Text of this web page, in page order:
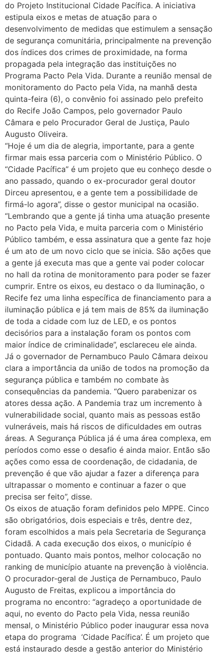
do Projeto Institucional Cidade Pacífica. A iniciativa
estipula eixos e metas de atuação para o
desenvolvimento de medidas que estimulem a sensação
de segurança comunitária, principalmente na prevenção
dos índices dos crimes de proximidade, na forma
propagada pela integração das instituições no
Programa Pacto Pela Vida. Durante a reunião mensal de
monitoramento do Pacto pela Vida, na manhã desta
quinta-feira (6), o convênio foi assinado pelo prefeito
do Recife João Campos, pelo governador Paulo
Câmara e pelo Procurador Geral de Justiça, Paulo
Augusto Oliveira.
“Hoje é um dia de alegria, importante, para a gente
firmar mais essa parceria com o Ministério Público. O
“Cidade Pacífica” é um projeto que eu conheço desde o
ano passado, quando o ex-procurador geral doutor
Dirceu apresentou, e a gente tem a possibilidade de
firmá-lo agora”, disse o gestor municipal na ocasião.
“Lembrando que a gente já tinha uma atuação presente
no Pacto pela Vida, e muita parceria com o Ministério
Público também, e essa assinatura que a gente faz hoje
é um ato de um novo ciclo que se inicia. São ações que
a gente já executa mas que a gente vai poder colocar
no hall da rotina de monitoramento para poder se fazer
cumprir. Entre os eixos, eu destaco o da Iluminação, o
Recife fez uma linha específica de financiamento para a
iluminação pública e já tem mais de 85% da iluminação
de toda a cidade com luz de LED, e os pontos
decisórios para a instalação foram os pontos com
maior índice de criminalidade”, esclareceu ele ainda.
Já o governador de Pernambuco Paulo Câmara deixou
clara a importância da união de todos na promoção da
segurança pública e também no combate às
consequências da pandemia. “Quero parabenizar os
atores dessa ação. A Pandemia traz um incremento à
vulnerabilidade social, quanto mais as pessoas estão
vulneráveis, mais há riscos de dificuldades em outras
áreas. A Segurança Pública já é uma área complexa, em
períodos como esse o desafio é ainda maior. Então são
ações como essa de coordenação, de cidadania, de
prevenção é que vão ajudar a fazer a diferença para
ultrapassar o momento e continuar a fazer o que
precisa ser feito”, disse.
Os eixos de atuação foram definidos pelo MPPE. Cinco
são obrigatórios, dois especiais e três, dentre dez,
foram escolhidos a mais pela Secretaria de Segurança
Cidadã. A cada execução dos eixos, o município é
pontuado. Quanto mais pontos, melhor colocação no
ranking de município atuante na prevenção à violência.
O procurador-geral de Justiça de Pernambuco, Paulo
Augusto de Freitas, explicou a importância do
programa no encontro: “agradeço a oportunidade de
aqui, no evento do Pacto pela Vida, nessa reunião
mensal, o Ministério Público poder inaugurar essa nova
etapa do programa ‘Cidade Pacífica’. É um projeto que
está instaurado desde a gestão anterior do Ministério